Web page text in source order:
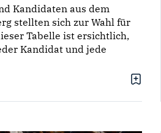
Kandidaten aus dem
stellten sich zur Wahl für
Tabelle ist ersichtlich,
Kandidat und jede